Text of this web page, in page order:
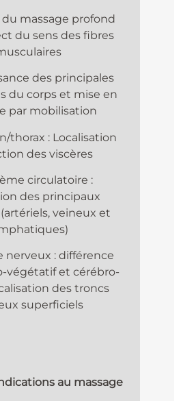
massage profond
du sens des fibres
des principales
du corps et mise en
par mobilisation
thorax : Localisation
des viscères
circulatoire :
des principaux
veineux et
nerveux : différence
végétatif et cérébro-
des troncs
superficiels
au massage